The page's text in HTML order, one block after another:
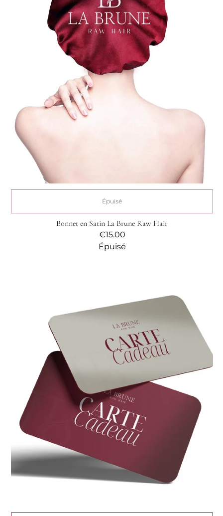
Épuisé
Bonnet en Satin La Brune Raw Hair
Prix
habituel
€15.00
Épuisé